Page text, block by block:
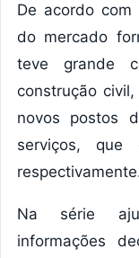
De acordo
do mercado
teve grande
construção
novos postos
serviços,
Na série
informações